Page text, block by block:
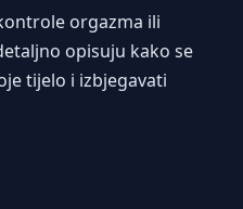
orgazma ili
opisuju kako se
tijelo i izbjegavati